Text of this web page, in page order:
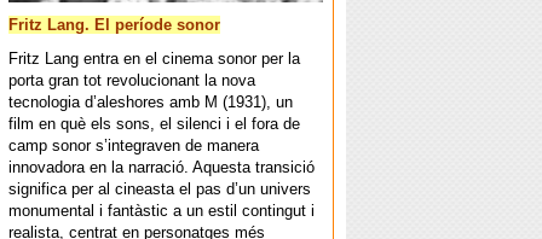
Fritz Lang. El període sonor
Fritz Lang entra en el cinema sonor per la
porta gran tot revolucionant la nova
tecnologia d’aleshores amb M (1931), un
film en què els sons, el silenci i el fora de
camp sonor s’integraven de manera
innovadora en la narració. Aquesta transició
significa per al cineasta el pas d’un univers
monumental i fantàstic a un estil contingut i
realista, centrat en personatges més